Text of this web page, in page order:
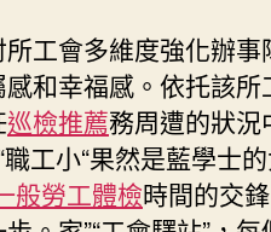
工會多維度強化辦事
和幸福感。依托該
巡檢推薦務周遭的狀況
工小“果然是藍學士
般勞工體檢時間的交